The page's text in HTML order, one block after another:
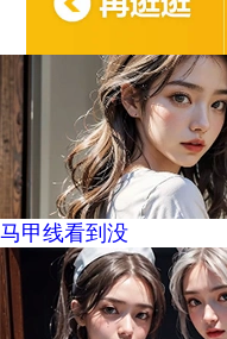
马甲线看到没